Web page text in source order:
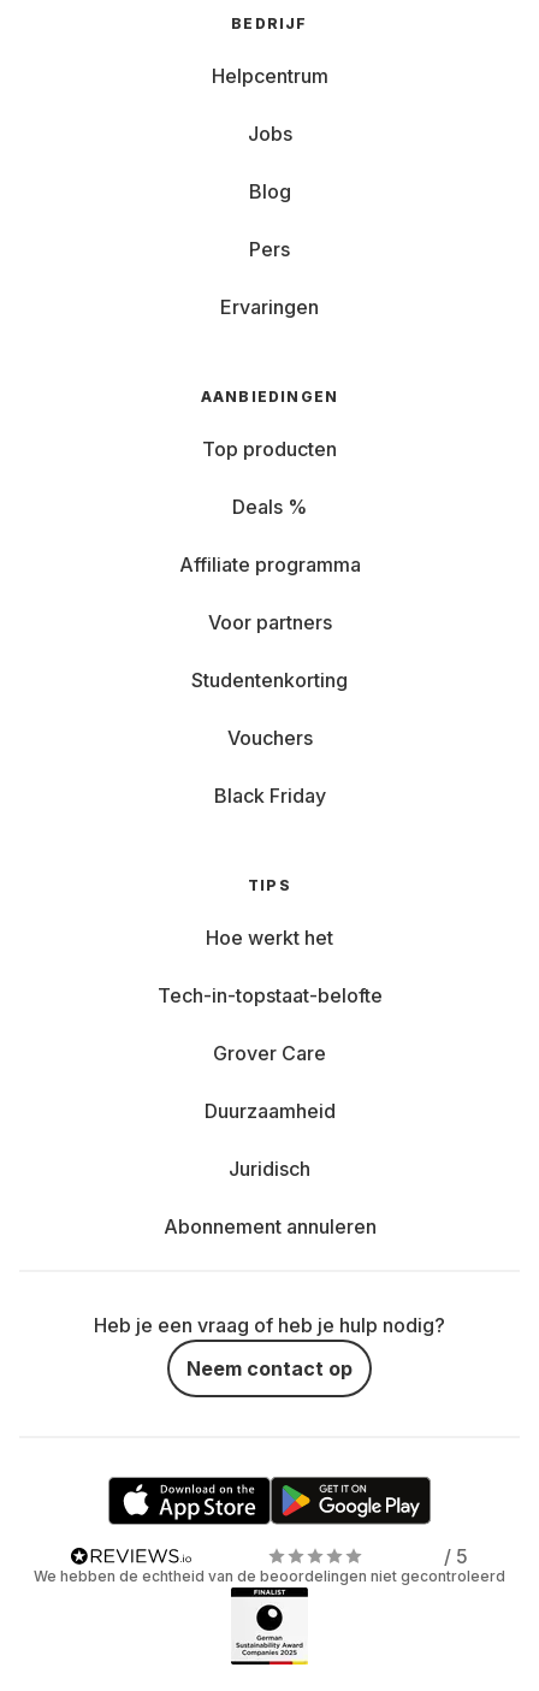
BEDRIJF
Helpcentrum
Jobs
Blog
Pers
Ervaringen
AANBIEDINGEN
Top producten
Deals %
Affiliate programma
Voor partners
Studentenkorting
Vouchers
Black Friday
TIPS
Hoe werkt het
Tech-in-topstaat-belofte
Grover Care
Duurzaamheid
Juridisch
Abonnement annuleren
Heb je een vraag of heb je hulp nodig?
Neem contact op
/ 5
We hebben de echtheid van de beoordelingen niet gecontroleerd